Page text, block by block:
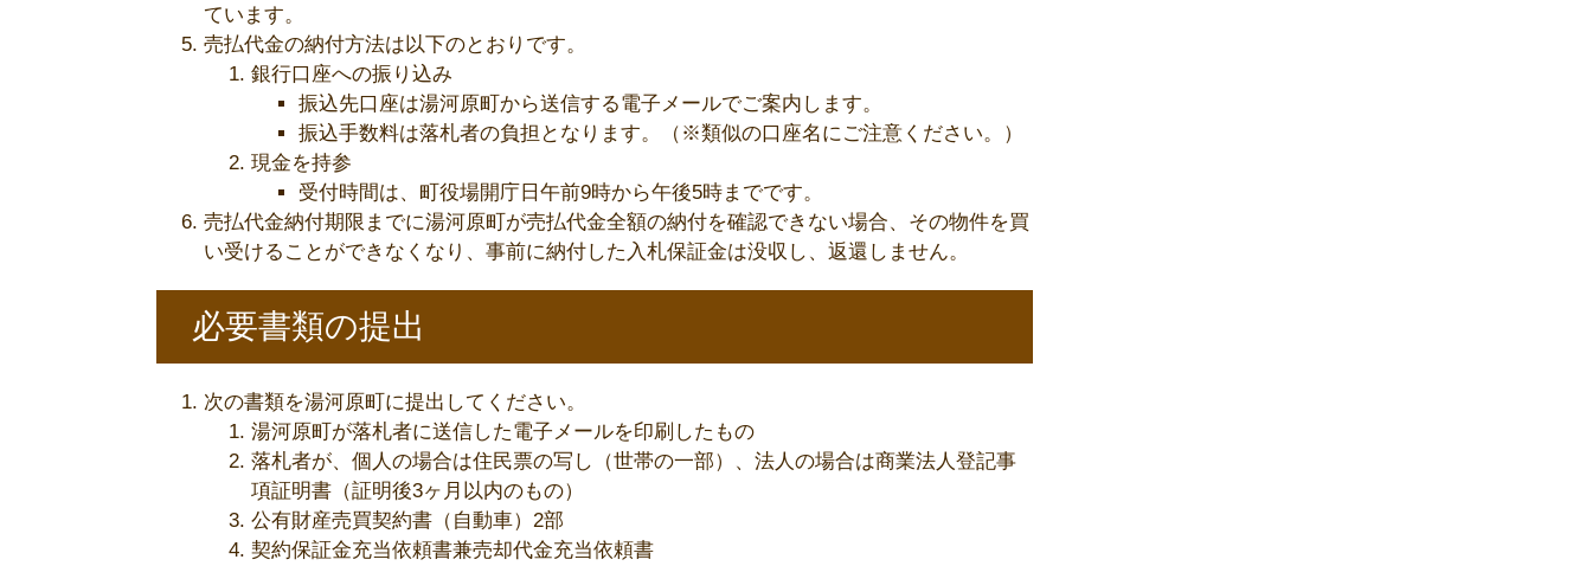
ています。
売払代金の納付方法は以下のとおりです。
銀行口座への振り込み
振込先口座は湯河原町から送信する電子メールでご案内します。
振込手数料は落札者の負担となります。（※類似の口座名にご注意ください。）
現金を持参
受付時間は、町役場開庁日午前9時から午後5時までです。
売払代金納付期限までに湯河原町が売払代金全額の納付を確認できない場合、その物件を買
い受けることができなくなり、事前に納付した入札保証金は没収し、返還しません。
必要書類の提出
次の書類を湯河原町に提出してください。
湯河原町が落札者に送信した電子メールを印刷したもの
落札者が、個人の場合は住民票の写し（世帯の一部）、法人の場合は商業法人登記事
項証明書（証明後3ヶ月以内のもの）
公有財産売買契約書（自動車）2部
契約保証金充当依頼書兼売却代金充当依頼書